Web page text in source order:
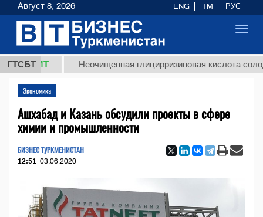
ГТСБТ
ТМТ Неочищенная глицирризиновая кислота
Экономика
Ашхабад и Казань обсудили проекты в сфере
химии и промышленности
БИЗНЕС ТУРКМЕНИСТАН
12:51 03.06.2020
Август 8, 2026 ENG TM РУС